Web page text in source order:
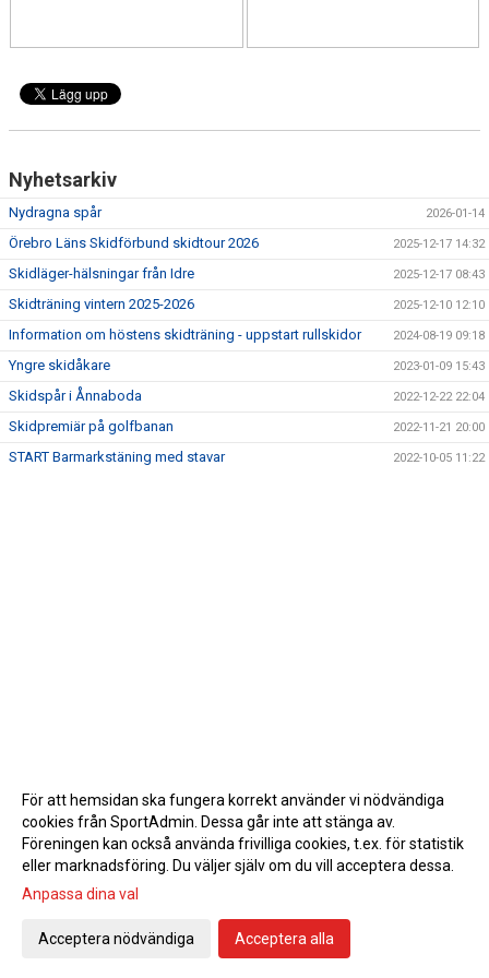
TÄVLINGSKALENDER
Nyhetsarkiv
Nydragna spår 2026-01-14
Örebro Läns Skidförbund skidtour 2026 2025-12-17 14:32
Skidläger-hälsningar från Idre 2025-12-17 08:43
Skidträning vintern 2025-2026 2025-12-10 12:10
Information om höstens skidträning - uppstart rullskidor 2024-08-19 09:18
Yngre skidåkare 2023-01-09 15:43
Skidspår i Ånnaboda 2022-12-22 22:04
Skidpremiär på golfbanan 2022-11-21 20:00
START Barmarkstäning med stavar 2022-10-05 11:22
Gå till Webbversion
För att hemsidan ska fungera korrekt använder vi nödvändiga
cookies från SportAdmin. Dessa går inte att stänga av.
Föreningen kan också använda frivilliga cookies, t.ex. för statistik
eller marknadsföring. Du väljer själv om du vill acceptera dessa.
Anpassa dina val
Acceptera nödvändiga Acceptera alla